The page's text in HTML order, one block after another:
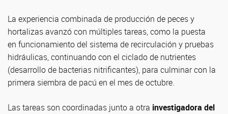
La experiencia combinada de producción de peces y
hortalizas avanzó con múltiples tareas, como la puesta
en funcionamiento del sistema de recirculación y pruebas
hidráulicas, continuando con el ciclado de nutrientes
(desarrollo de bacterias nitrificantes), para culminar con la
primera siembra de pacú en el mes de octubre.
Las tareas son coordinadas junto a otra investigadora del